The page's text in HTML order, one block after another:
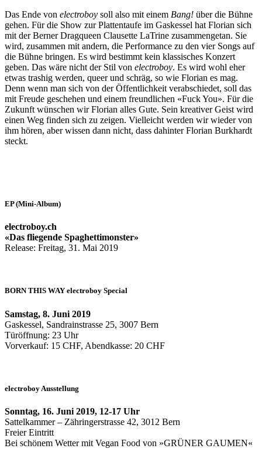
Das Ende von electroboy soll also mit einem Bang! über die Bühne
gehen. Für die Show zur Plattentaufe im Gaskessel hat Florian sich
mit der Berner Dragqueen Clausette LaTrine zusammengetan. Sie
wird, zusammen mit andern, die Performance zu den vier Songs auf
die Bühne bringen. Es wird bestimmt kein klassisches Konzert
geben. Das wäre nicht der Stil von electroboy. Es wird wohl eher
etwas trashig werden, queer und schräg, so wie Florian es mag.
Denn wenn man sich von der Öffentlichkeit verabschiedet, soll das
mit Freude geschehen und einem freundlichen «Fuck You». Für die
Zukunft wünschen wir Florian alles Gute. Sein kreativer Geist wird
einen Weg finden sich zu zeigen. Vielleicht werden wir wieder von
ihm hören, aber wissen dann nicht, dass dahinter Florian Burkhardt
steckt.
EP (Mini-Album)
electroboy.ch
«Das fliegende Spaghettimonster»
Release: Freitag, 31. Mai 2019
BORN THIS WAY electroboy Special
Samstag, 8. Juni 2019
Gaskessel, Sandrainstrasse 25, 3007 Bern
Türöffnung: 23 Uhr
Vorverkauf: 15 CHF, Abendkasse: 20 CHF
electroboy Ausstellung
Sonntag, 16. Juni 2019, 12-17 Uhr
Sattelkammer – Zähringerstrasse 42, 3012 Bern
Freier Eintritt
Bei schönem Wetter mit Vegan Food von »GRÜNER GAUMEN«